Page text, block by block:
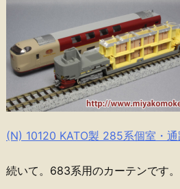
(N) 10120 KATO製 285系個室・通
続いて。683系用のカーテンです。